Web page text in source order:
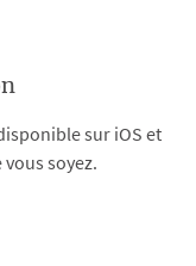
sur iOS et
soyez.